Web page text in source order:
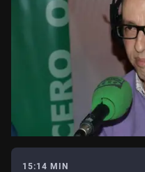
15:14 MIN